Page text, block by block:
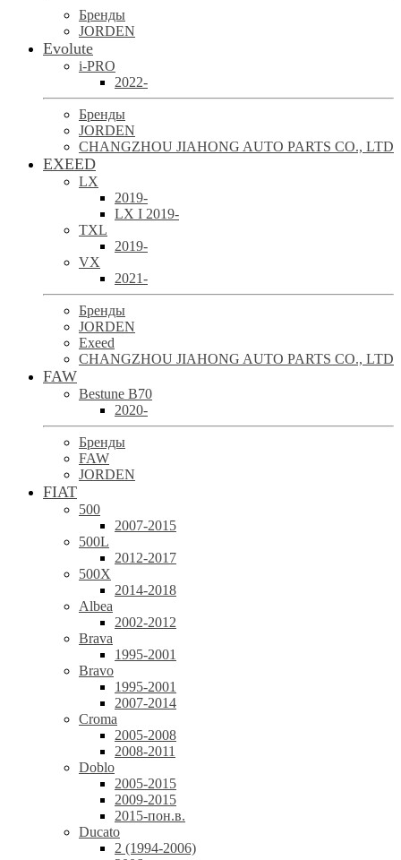
Бренды
JORDEN
Evolute
i-PRO
2022-
Бренды
JORDEN
CHANGZHOU JIAHONG AUTO PARTS CO., LTD
EXEED
LX
2019-
LX I 2019-
TXL
2019-
VX
2021-
Бренды
JORDEN
Exeed
CHANGZHOU JIAHONG AUTO PARTS CO., LTD
FAW
Bestune B70
2020-
Бренды
FAW
JORDEN
FIAT
500
2007-2015
500L
2012-2017
500X
2014-2018
Albea
2002-2012
Brava
1995-2001
Bravo
1995-2001
2007-2014
Croma
2005-2008
2008-2011
Doblo
2005-2015
2009-2015
2015-пон.в.
Ducato
2 (1994-2006)